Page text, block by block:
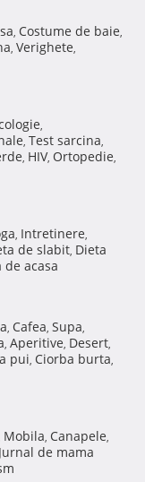
, Costume de baie,
, Verighete,
,
, Test sarcina,
, HIV, Ortopedie,
, Intretinere,
de slabit, Dieta
de acasa
, Cafea, Supa,
, Aperitive, Desert,
pui, Ciorba burta,
Mobila, Canapele,
Jurnal de mama